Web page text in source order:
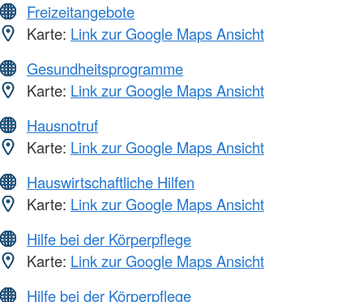
Freizeitangebote
Karte: Link zur Google Maps Ansicht
Gesundheitsprogramme
Karte: Link zur Google Maps Ansicht
Hausnotruf
Karte: Link zur Google Maps Ansicht
Hauswirtschaftliche Hilfen
Karte: Link zur Google Maps Ansicht
Hilfe bei der Körperpflege
Karte: Link zur Google Maps Ansicht
Hilfe bei der Körperpflege